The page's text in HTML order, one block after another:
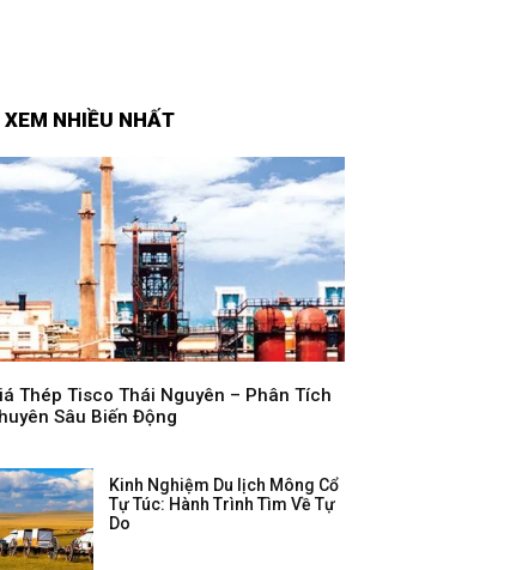
XEM NHIỀU NHẤT
Thép Tisco Thái Nguyên – Phân Tích
Sâu Biến Động
Kinh Nghiệm Du lịch Mông Cổ
Tự Túc: Hành Trình Tìm Về Tự
Do